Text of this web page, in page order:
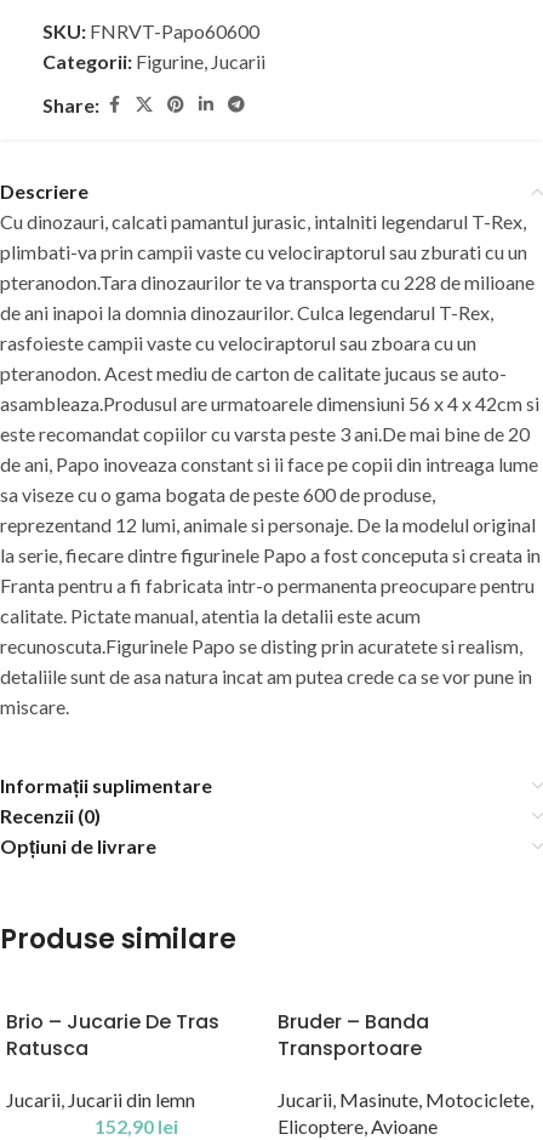
SKU: FNRVT-Papo60600
Categorii: Figurine, Jucarii
Share:
Descriere
Cu dinozauri, calcati pamantul jurasic, intalniti legendarul T-Rex,
plimbati-va prin campii vaste cu velociraptorul sau zburati cu un
pteranodon.Tara dinozaurilor te va transporta cu 228 de milioane
de ani inapoi la domnia dinozaurilor. Culca legendarul T-Rex,
rasfoieste campii vaste cu velociraptorul sau zboara cu un
pteranodon. Acest mediu de carton de calitate jucaus se auto-
asambleaza.Produsul are urmatoarele dimensiuni 56 x 4 x 42cm si
este recomandat copiilor cu varsta peste 3 ani.De mai bine de 20
de ani, Papo inoveaza constant si ii face pe copii din intreaga lume
sa viseze cu o gama bogata de peste 600 de produse,
reprezentand 12 lumi, animale si personaje. De la modelul original
la serie, fiecare dintre figurinele Papo a fost conceputa si creata in
Franta pentru a fi fabricata intr-o permanenta preocupare pentru
calitate. Pictate manual, atentia la detalii este acum
recunoscuta.Figurinele Papo se disting prin acuratete si realism,
detaliile sunt de asa natura incat am putea crede ca se vor pune in
miscare.
Informații suplimentare
Recenzii (0)
Opțiuni de livrare
Produse similare
Brio – Jucarie De Tras
Ratusca
Jucarii, Jucarii din lemn
152,90 lei
Bruder – Banda
Transportoare
Jucarii, Masinute, Motociclete,
Elicoptere, Avioane